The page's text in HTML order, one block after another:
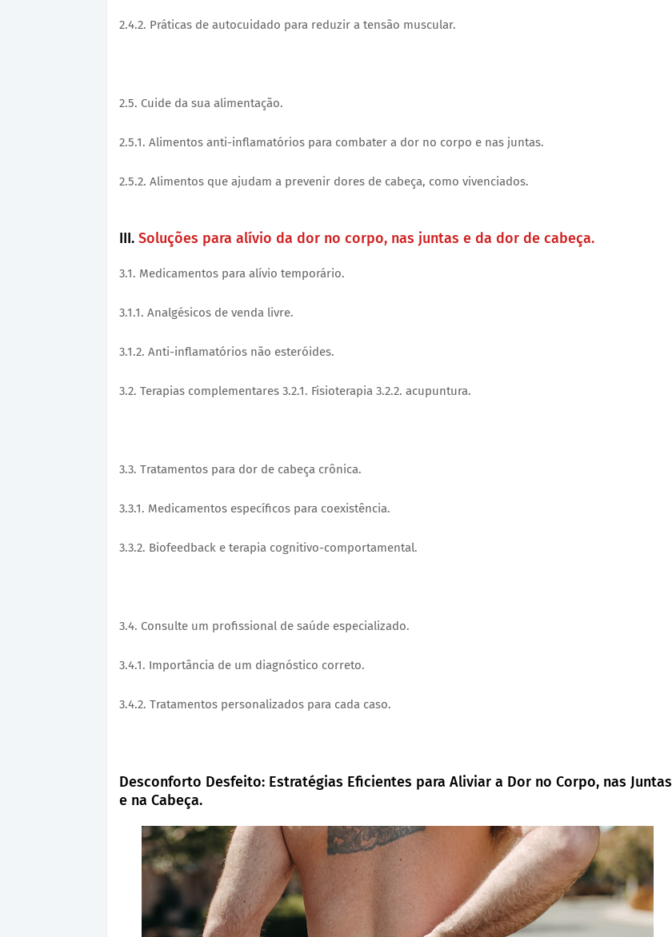
2.4.2. Práticas de autocuidado para reduzir a tensão muscular.
2.5. Cuide da sua alimentação.
2.5.1. Alimentos anti-inflamatórios para combater a dor no corpo e nas juntas.
2.5.2. Alimentos que ajudam a prevenir dores de cabeça, como vivenciados.
III. Soluções para alívio da dor no corpo, nas juntas e da dor de cabeça.
3.1. Medicamentos para alívio temporário.
3.1.1. Analgésicos de venda livre.
3.1.2. Anti-inflamatórios não esteróides.
3.2. Terapias complementares 3.2.1. Fisioterapia 3.2.2. acupuntura.
3.3. Tratamentos para dor de cabeça crônica.
3.3.1. Medicamentos específicos para coexistência.
3.3.2. Biofeedback e terapia cognitivo-comportamental.
3.4. Consulte um profissional de saúde especializado.
3.4.1. Importância de um diagnóstico correto.
3.4.2. Tratamentos personalizados para cada caso.
Desconforto Desfeito: Estratégias Eficientes para Aliviar a Dor no Corpo, nas Juntas
e na Cabeça.